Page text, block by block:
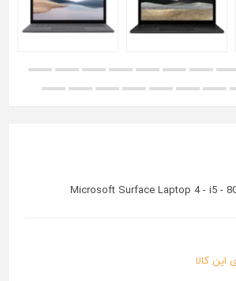
Microsoft Surface Laptop 4 - i5 -
این کالا